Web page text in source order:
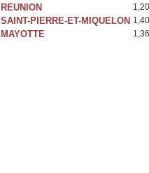
REUNION
SAINT-PIERRE-ET-MIQUELON
MAYOTTE